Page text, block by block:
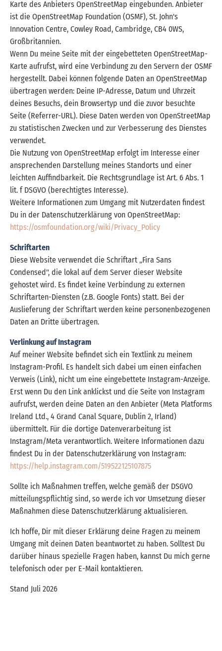
Karte des Anbieters OpenStreetMap eingebunden. Anbieter
ist die OpenStreetMap Foundation (OSMF), St. John's
Innovation Centre, Cowley Road, Cambridge, CB4 0WS,
Großbritannien.
Wenn Du meine Seite mit der eingebetteten OpenStreetMap-
Karte aufrufst, wird eine Verbindung zu den Servern der OSMF
hergestellt. Dabei können folgende Daten an OpenStreetMap
übertragen werden: Deine IP-Adresse, Datum und Uhrzeit
deines Besuchs, dein Browsertyp und die zuvor besuchte
Seite (Referrer-URL). Diese Daten werden von OpenStreetMap
zu statistischen Zwecken und zur Verbesserung des Dienstes
verwendet.
Die Nutzung von OpenStreetMap erfolgt im Interesse einer
ansprechenden Darstellung meines Standorts und einer
leichten Auffindbarkeit. Die Rechtsgrundlage ist Art. 6 Abs. 1
lit. f DSGVO (berechtigtes Interesse).
Weitere Informationen zum Umgang mit Nutzerdaten findest
Du in der Datenschutzerklärung von OpenStreetMap:
https://osmfoundation.org/wiki/Privacy_Policy
Schriftarten
Diese Website verwendet die Schriftart „Fira Sans
Condensed", die lokal auf dem Server dieser Website
gehostet wird. Es findet keine Verbindung zu externen
Schriftarten-Diensten (z.B. Google Fonts) statt. Bei der
Auslieferung der Schriftart werden keine personenbezogenen
Daten an Dritte übertragen.
Verlinkung auf Instagram
Auf meiner Website befindet sich ein Textlink zu meinem
Instagram-Profil. Es handelt sich dabei um einen einfachen
Verweis (Link), nicht um eine eingebettete Instagram-Anzeige.
Erst wenn Du den Link anklickst und die Seite von Instagram
aufrufst, werden deine Daten an den Anbieter (Meta Platforms
Ireland Ltd., 4 Grand Canal Square, Dublin 2, Irland)
übermittelt. Für die dortige Datenverarbeitung ist
Instagram/Meta verantwortlich. Weitere Informationen dazu
findest Du in der Datenschutzerklärung von Instagram:
https://help.instagram.com/519522125107875
Sollte ich Maßnahmen treffen, welche gemäß der DSGVO
mitteilungspflichtig sind, so werde ich vor Umsetzung dieser
Maßnahmen diese Datenschutzerklärung aktualisieren.
Ich hoffe, Dir mit dieser Erklärung deine Fragen zu meinem
Umgang mit deinen Daten beantwortet zu haben. Solltest Du
darüber hinaus spezielle Fragen haben, kannst Du mich gerne
telefonisch oder per E-Mail kontaktieren.
Stand Juli 2026